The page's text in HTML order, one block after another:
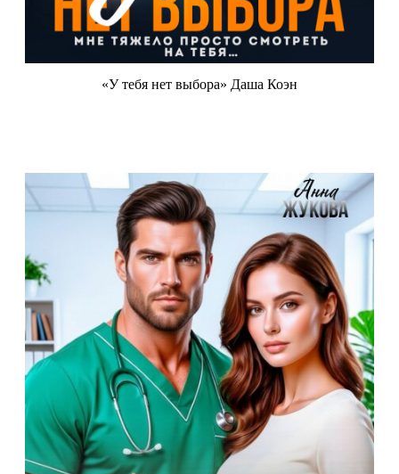
«У тебя нет выбора» Даша Коэн